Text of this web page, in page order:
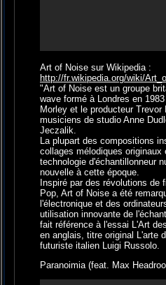
Art of Noise sur Wikipedia :
http://fr.wikipedia.org/wiki/
"Art of Noise est un groupe
wave formé à Londres en
Morley et le producteur Trevor
musiciens de studio Anne
Jeczalik.
La plupart des compositions
collages mélodiques
technologie d'échantillonneur
nouvelle à cette époque.
Inspiré par des révolutions
Pop, Art of Noise a été
l'électronique et des
utilisation innovante de
fait référence à l'essai L'Art
en anglais, titre original L'arte
futuriste italien Luigi Russolo.
Paranoimia (feat. Max